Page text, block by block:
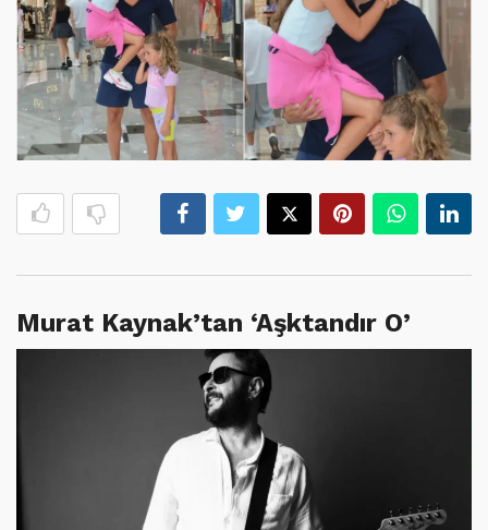
Murat Kaynak’tan ‘Aşktandır O’